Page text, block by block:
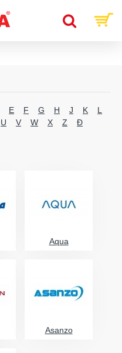
E F G H J K
L
U V W X Z Đ
Aqua
Asanzo